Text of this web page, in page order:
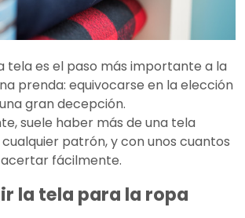
tela es el paso más importante a la
prenda: equivocarse en la elección
gran decepción.
suele haber más de una tela
patrón, y con unos cuantos
fácilmente.
la tela para la ropa